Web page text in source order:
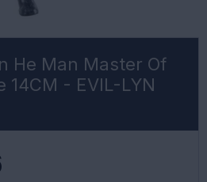
He Man Master Of
14CM - EVIL-LYN